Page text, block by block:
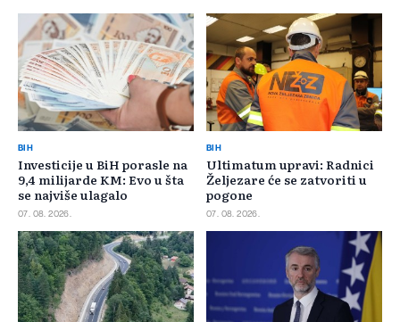
BIH
Investicije u BiH porasle na
9,4 milijarde KM: Evo u šta
se najviše ulagalo
07. 08. 2026.
BIH
Ultimatum upravi: Radnici
Željezare će se zatvoriti u
pogone
07. 08. 2026.